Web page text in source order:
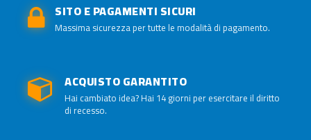
SITO E PAGAMENTI SICURI
Massima sicurezza per tutte le modalità di pagamento.
ACQUISTO GARANTITO
Hai cambiato idea? Hai 14 giorni per esercitare il diritto
di recesso.